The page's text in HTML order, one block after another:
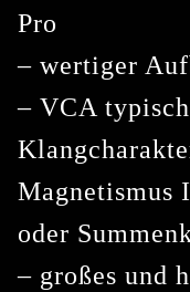
Pro
– wertiger
– VCA
Magnetismus
oder
– großes und